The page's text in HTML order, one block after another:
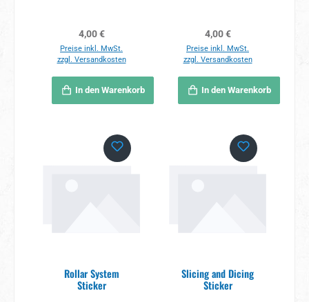
Regulärer Preis:
4,00 €
Preise inkl. MwSt.
zzgl. Versandkosten
In den Warenkorb
Regulärer Preis:
4,00 €
Preise inkl. MwSt.
zzgl. Versandkosten
In den Warenkorb
Rollar System
Sticker
Slicing and Dicing
Sticker